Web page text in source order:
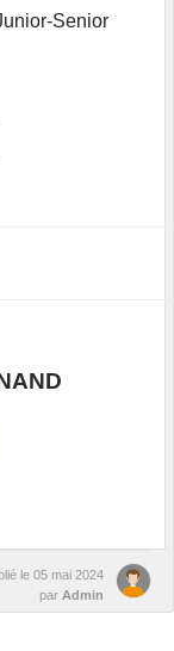
Senior
le 05 mai 2024
par Admin